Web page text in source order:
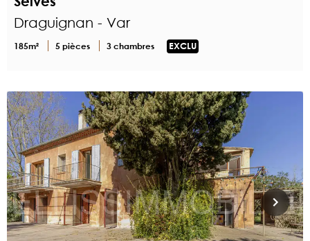
Draguignan - Var
185m² 5 pièces 3 chambres EXCLU